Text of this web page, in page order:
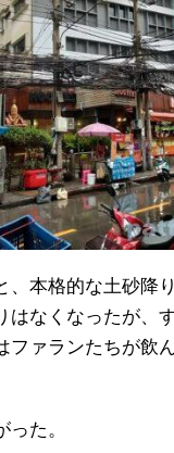
、本格的な土砂降り
はなくなったが、
ファランたちが飲ん
た。